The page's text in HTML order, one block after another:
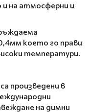
на атмосферни и
което го прави
температури.
произведени в
на димни